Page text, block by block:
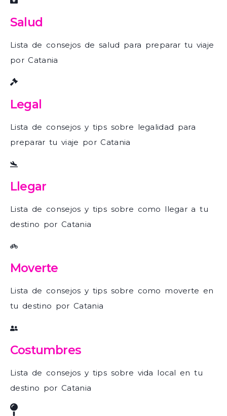
Salud
Lista de consejos de salud para preparar tu viaje
por Catania
Legal
Lista de consejos y tips sobre legalidad para
preparar tu viaje por Catania
Llegar
Lista de consejos y tips sobre como llegar a tu
destino por Catania
Moverte
Lista de consejos y tips sobre como moverte en
tu destino por Catania
Costumbres
Lista de consejos y tips sobre vida local en tu
destino por Catania